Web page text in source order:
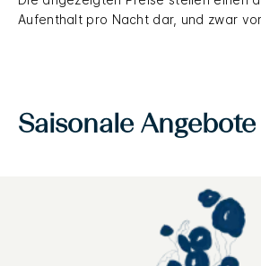
Aufenthalt pro Nacht dar, und zwar
Saisonale Angebote